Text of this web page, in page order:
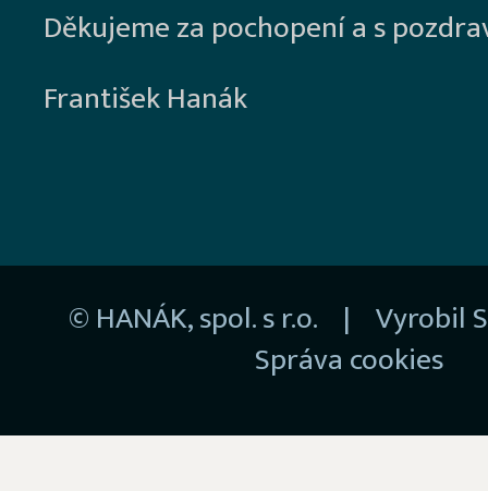
Děkujeme za pochopení a s
František Hanák
© HANÁK, spol. s r.o. | Vyrobil
Správa cookies